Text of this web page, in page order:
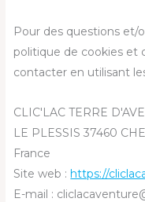
Pour des questions et/
politique de cookies et
contacter en utilisant
CLIC'LAC TERRE
LE PLESSIS 37460
France
Site web :https://
E-mail :